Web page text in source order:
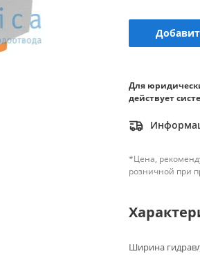
Для
действует
*Цена,
розничной при
Ширина